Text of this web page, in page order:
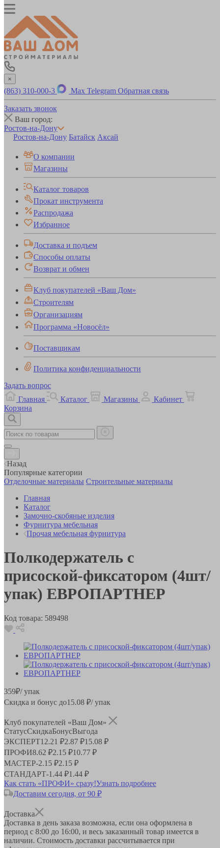
×
(863) 310-000-3 Max Telegram Обратная связь
Заказать звонок
Ваш город:
Ростов-на-Дону
Ростов-на-Дону Батайск Аксай
О компании
Магазины
Каталог товаров
Прокат инструмента
Распродажа
Избранное
Доставка и подъем
Способы оплаты
Возврат и обмен
Клуб покупателей «Ваш Дом»
Строителям
Организациям
Программа «Новосёл»
Поставщикам
Политика конфиденциальности
Задать вопрос
Главная
Каталог Магазины
Кабинет
Корзина
Назад
Популярные категории
Отделочные материалы Строительные материалы
Главная
Каталог
Замочно-скобяные изделия
Фурнитура мебельная
Прочая мебельная фурнитура
Полкодержатель с
присоской-фиксатором (4шт/
упак) ЕВРОПАРТНЕР
Код товара: 589498
359₽/ упак
Скидка и бонус до15.08 ₽/ упак
Клуб покупателей «Ваш Дом»
СтатусСкидкаБонусВыгода
ЭКСПЕРТ12.21 ₽2.87 ₽15.08 ₽
ПРОФИ8.62 ₽2.15 ₽10.77 ₽
МАСТЕР-2.15 ₽2.15 ₽
СТАНДАРТ-1.44 ₽1.44 ₽
Как стать «ПРОФИ» сразу!Узнать подробнее
Доставим сегодня, от 90 ₽
Доставка
Доставка в день заказа возможна, если она оформлена в
период с 8:00 до 16:00, и весь заказанный товар имеется в
наличии. Стоимость доставки рассчитывается при